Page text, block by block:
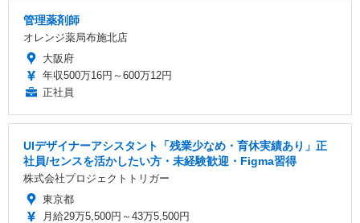
管理薬剤師
オレンジ薬局布施北店
大阪府
年収500万16円～600万12円
正社員
UIデザイナーアシスタント「残業少なめ・育休実績あり」正
社員/センスを活かしたい方・未経験歓迎・Figma習得
株式会社プロジェクトトリガー
東京都
月給29万5,500円～43万5,500円